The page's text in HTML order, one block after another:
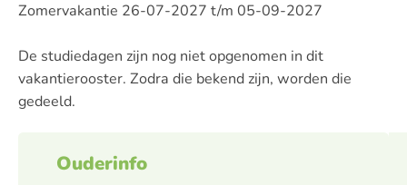
​Zomervakantie 26-07-2027 t/m 05-09-2027
​De studiedagen zijn nog niet opgenomen in dit
vakantierooster. Zodra die bekend zijn, worden die
gedeeld.
Ouderinfo